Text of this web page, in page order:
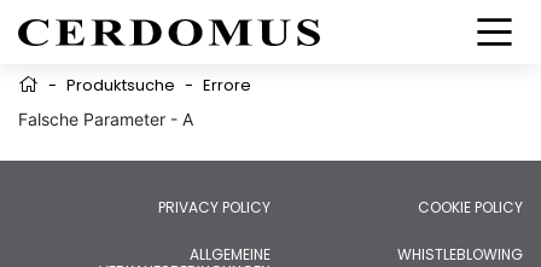
- Produktsuche - Errore
Falsche Parameter - A
PRIVACY POLICY COOKIE POLICY
ALLGEMEINE
WHISTLEBLOWING